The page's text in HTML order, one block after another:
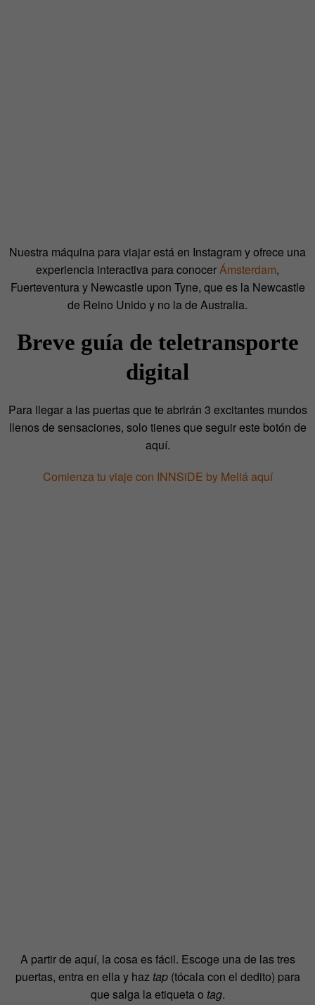
Nuestra máquina para viajar está en Instagram y ofrece una
experiencia interactiva para conocerÁmsterdam,
Fuerteventura y Newcastle upon Tyne, que es la Newcastle
de Reino Unido y no la de Australia.
Breve guía de teletransporte
digital
Para llegar a las puertas que te abrirán 3 excitantes mundos
llenos de sensaciones, solo tienes que seguir este botón de
aquí.
Comienza tu viaje con INNSiDE by Meliá aquí
A partir de aquí, la cosa es fácil. Escoge una de las tres
puertas, entra en ella y haz tap(tócala con el dedito) para
que salga la etiqueta o tag.